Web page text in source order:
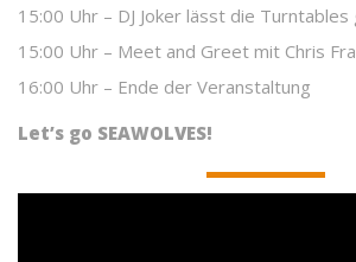
15:00 Uhr – DJ Joker lässt die Turntables
15:00 Uhr – Meet and Greet mit Chris
16:00 Uhr – Ende der Veranstaltung
Let’s go SEAWOLVES!